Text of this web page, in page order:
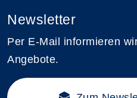
Newsletter
Per E-Mail informieren
Angebote.